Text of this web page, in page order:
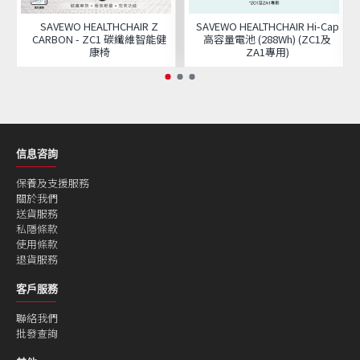
SAVEWO HEALTHCHAIR Z
CARBON - ZC1 碳纖維智能健
康椅
SAVEWO HEALTHCHAIR Hi-Cap
高容量電池 (288Wh) (ZC1及
ZA1專用)
信息咨詢
保養及支援服務
關於我們
送貨服務
私隱條款
使用條款
退貨服務
客戶服務
聯絡我們
批發查詢